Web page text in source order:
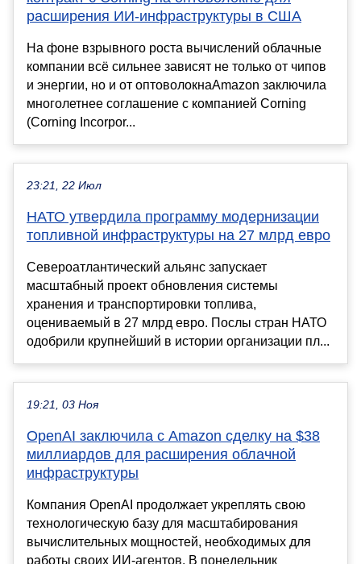
расширения ИИ-инфраструктуры в США
На фоне взрывного роста вычислений облачные
компании всё сильнее зависят не только от чипов
и энергии, но и от оптоволокнаAmazon заключила
многолетнее соглашение с компанией Corning
(Corning Incorpor...
23:21, 22 Июл
НАТО утвердила программу модернизации
топливной инфраструктуры на 27 млрд евро
Североатлантический альянс запускает
масштабный проект обновления системы
хранения и транспортировки топлива,
оцениваемый в 27 млрд евро. Послы стран НАТО
одобрили крупнейший в истории организации пл...
19:21, 03 Ноя
OpenAI заключила с Amazon сделку на $38
миллиардов для расширения облачной
инфраструктуры
Компания OpenAI продолжает укреплять свою
технологическую базу для масштабирования
вычислительных мощностей, необходимых для
работы своих ИИ-агентов. В понедельник